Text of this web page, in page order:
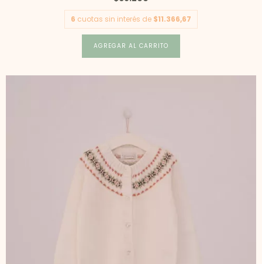
6 cuotas sin interés de $11.366,67
AGREGAR AL CARRITO